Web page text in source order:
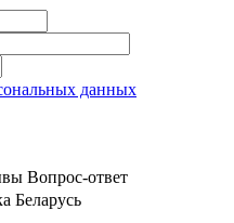
данных
Вопрос-ответ
Беларусь